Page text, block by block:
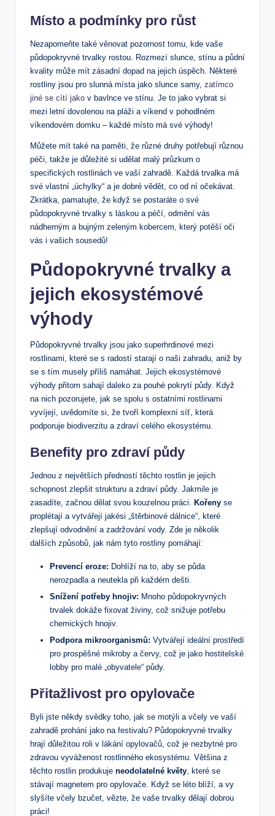
Místo a podmínky pro růst
Nezapomeňte také věnovat pozornost tomu, kde vaše
půdopokryvné trvalky rostou. Rozmezí slunce, stínu a půdní
kvality může mít zásadní dopad na jejich úspěch. Některé
rostliny jsou pro slunná místa jako slunce samy, zatímco
jiné se cítí jako v bavlnce ve stínu. Je to jako vybrat si
mezi letní dovolenou na pláži a víkend v pohodlném
víkendovém domku – každé místo má své výhody!
Můžete mít také na paměti, že různé druhy potřebují různou
péči, takže je důležité si udělat malý průzkum o
specifických rostlinách ve vaší zahradě. Každá trvalka má
své vlastní „úchylky“ a je dobré vědět, co od ní očekávat.
Zkrátka, pamatujte, že když se postaráte o své
půdopokryvné trvalky s láskou a péčí, odmění vás
nádherným a bujným zeleným kobercem, který potěší oči
vás i vašich sousedů!
Půdopokryvné trvalky a
jejich ekosystémové
výhody
Půdopokryvné trvalky jsou jako superhrdinové mezi
rostlinami, které se s radostí starají o naši zahradu, aniž by
se s tím musely příliš namáhat. Jejich ekosystémové
výhody přitom sahají daleko za pouhé pokrytí půdy. Když
na nich pozorujete, jak se spolu s ostatními rostlinami
vyvíjejí, uvědomíte si, že tvoří komplexní síť, která
podporuje biodiverzitu a zdraví celého ekosystému.
Benefity pro zdraví půdy
Jednou z největších předností těchto rostlin je jejich
schopnost zlepšit strukturu a zdraví půdy. Jakmile je
zasadíte, začnou dělat svou kouzelnou práci.
Kořeny se
proplétají a vytvářejí jakési „štěrbinové dálnice“, které
zlepšují odvodnění a zadržování vody. Zde je několik
dalších způsobů, jak nám tyto rostliny pomáhají:
Prevencí eroze: Dohlíží na to, aby se půda
nerozpadla a neutekla při každém dešti.
Snížení potřeby hnojiv: Mnoho půdopokryvných
trvalek dokáže fixovat živiny, což snižuje potřebu
chemických hnojiv.
Podpora mikroorganismů: Vytvářejí ideální prostředí
pro prospěšné mikroby a červy, což je jako hostitelské
lobby pro malé „obyvatele“ půdy.
Přitažlivost pro opylovače
Byli jste někdy svědky toho, jak se motýli a včely ve vaší
zahradě prohání jako na festivalu? Půdopokryvné trvalky
hrají důležitou roli v lákání opylovačů, což je nezbytné pro
zdravou vyváženost rostlinného ekosystému. Většina z
těchto rostlin produkuje neodolatelné květy, které se
stávají magnetem pro opylovače. Když se léto blíží, a vy
slyšíte včely bzučet, vězte, že vaše trvalky dělají dobrou
práci!